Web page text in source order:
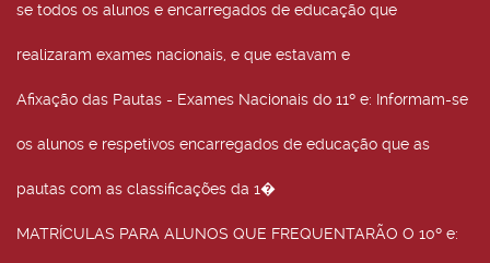
se todos os alunos e encarregados de educação que
realizaram exames nacionais, e que estavam e
Afixação das Pautas - Exames Nacionais do 11º e: Informam-se
os alunos e respetivos encarregados de educação que as
pautas com as classificações da 1�
MATRÍCULAS PARA ALUNOS QUE FREQUENTARÃO O 10º e: